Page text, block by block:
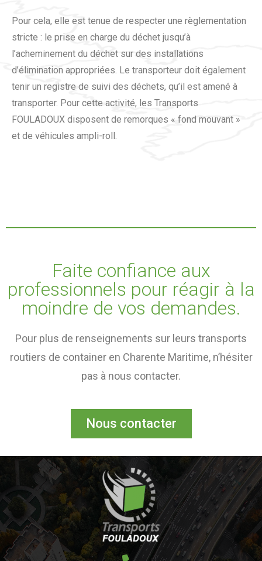
Pour cela, elle est tenue de respecter une règlementation
stricte : le prise en charge du déchet jusqu’à
l’acheminement du déchet sur des installations
d’élimination appropriées. Le transporteur doit également
tenir un registre de suivi des déchets, qu’il est amené à
transporter. Pour cette activité, les Transports
FOULADOUX disposent de remorques « fond mouvant »
et de véhicules ampli-roll.
Faite confiance aux
professionnels pour réagir à la
moindre de vos demandes.
Pour plus de renseignements sur leurs transports
routiers de container en Charente Maritime, n’hésiter
pas à nous contacter.
Nous contacter